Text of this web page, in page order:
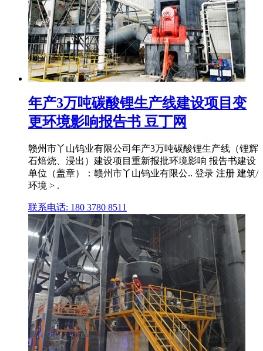
年产3万吨碳酸锂生产线建设项目变
更环境影响报告书 豆丁网
赣州市丫山钨业有限公司年产3万吨碳酸锂生产线（锂辉
石焙烧、浸出）建设项目重新报批环境影响 报告书建设
单位（盖章）：赣州市丫山钨业有限公.. 登录 注册 建筑/
环境 > .
联系电话: 180 3780 8511